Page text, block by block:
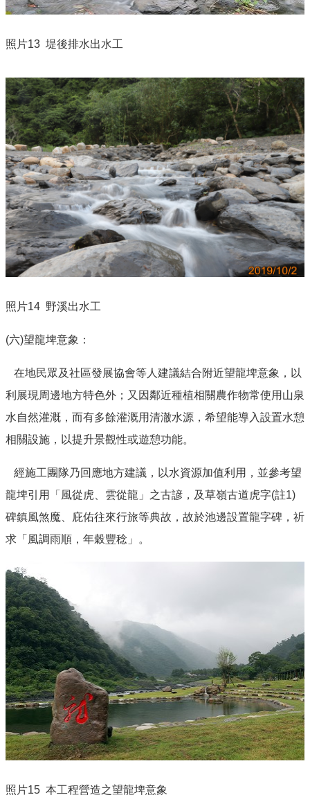
照片13 堤後排水出水工
照片14 野溪出水工
(六)望龍埤意象：
在地民眾及社區發展協會等人建議結合附近望龍埤意象，以
利展現周邊地方特色外；又因鄰近種植相關農作物常使用山泉
水自然灌溉，而有多餘灌溉用清澈水源，希望能導入設置水憩
相關設施，以提升景觀性或遊憩功能。
經施工團隊乃回應地方建議，以水資源加值利用，並參考望
龍埤引用「風從虎、雲從龍」之古諺，及草嶺古道虎字(註1)
碑鎮風煞魔、庇佑往來行旅等典故，故於池邊設置龍字碑，祈
求「風調雨順，年穀豐稔」。
照片15 本工程營造之望龍埤意象